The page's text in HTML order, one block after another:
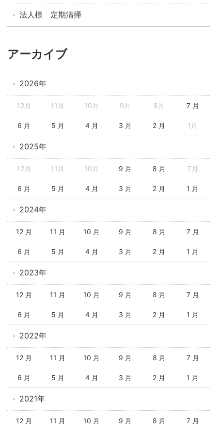
法人様 定期清掃
アーカイブ
2026年
12月 11月 10月 9月 8月 7 月
6 月 5 月 4 月 3 月 2 月 1月
2025年
12月 11月 10月 9 月 8 月 7月
6 月 5 月 4 月 3 月 2 月 1 月
2024年
12 月 11 月 10 月 9 月 8 月 7 月
6 月 5 月 4 月 3 月 2 月 1 月
2023年
12 月 11 月 10 月 9 月 8 月 7 月
6 月 5 月 4 月 3 月 2 月 1 月
2022年
12 月 11 月 10 月 9 月 8 月 7 月
6 月 5 月 4 月 3 月 2 月 1 月
2021年
12 月 11 月 10 月 9 月 8 月 7 月